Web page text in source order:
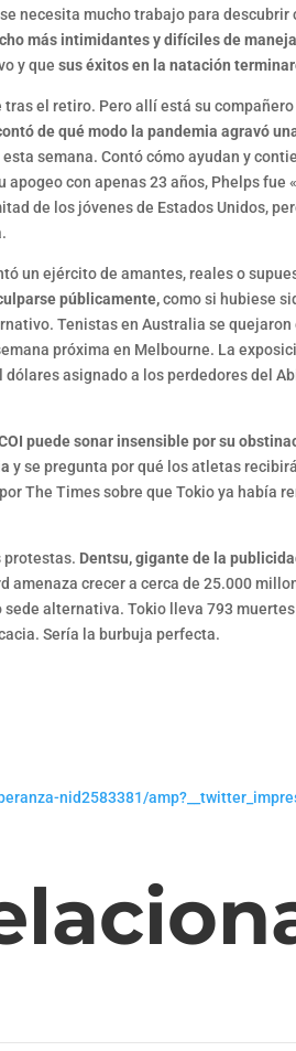
necesita mucho trabajo para
más intimidantes y difíciles de
y quesus éxitos en la natación
el retiro. Pero allí está su
de qué modo la pandemia agravó
semana. Contó cómo ayudan y
apogeo con apenas 23 años, Phelps
de los jóvenes de Estados Unidos,
un ejército de amantes, reales o
públicamente,como si hubiese
Tenistas en Australia se
próxima en Melbourne. La
asignado a los perdedores del
puede sonar insensible por su
y se pregunta por qué los atletas
The Times sobre que Tokio ya había
protestas. Dentsu, gigante de la
amenaza crecer a cerca de 25.000
alternativa. Tokio lleva 793
Sería la burbuja perfecta.
nid2583381/